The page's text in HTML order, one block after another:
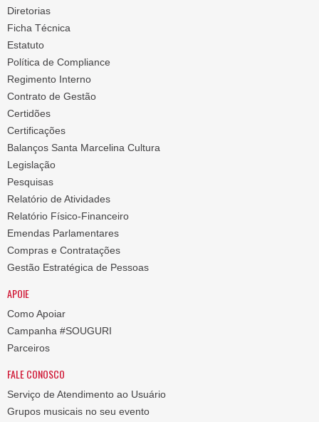
Diretorias
Ficha Técnica
Estatuto
Política de Compliance
Regimento Interno
Contrato de Gestão
Certidões
Certificações
Balanços Santa Marcelina Cultura
Legislação
Pesquisas
Relatório de Atividades
Relatório Físico-Financeiro
Emendas Parlamentares
Compras e Contratações
Gestão Estratégica de Pessoas
APOIE
Como Apoiar
Campanha #SOUGURI
Parceiros
FALE CONOSCO
Serviço de Atendimento ao Usuário
Grupos musicais no seu evento